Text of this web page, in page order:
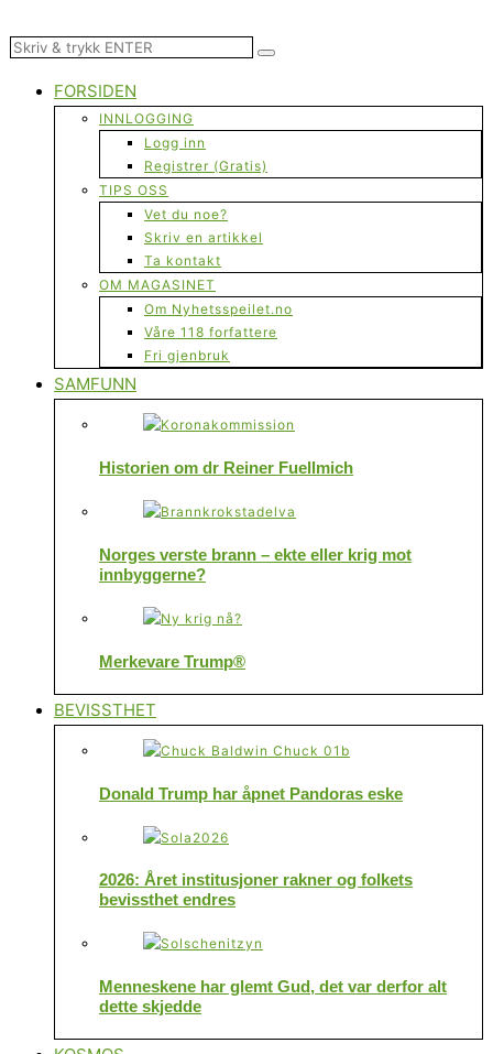
FORSIDEN
INNLOGGING
Logg inn
Registrer (Gratis)
TIPS OSS
Vet du noe?
Skriv en artikkel
Ta kontakt
OM MAGASINET
Om Nyhetsspeilet.no
Våre 118 forfattere
Fri gjenbruk
SAMFUNN
Historien om dr Reiner Fuellmich
Norges verste brann – ekte eller krig mot
innbyggerne?
Merkevare Trump®
BEVISSTHET
Donald Trump har åpnet Pandoras eske
2026: Året institusjoner rakner og folkets
bevissthet endres
Menneskene har glemt Gud, det var derfor alt
dette skjedde